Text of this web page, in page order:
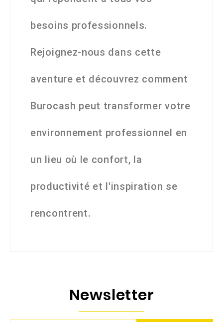
besoins professionnels.
Rejoignez-nous dans cette
aventure et découvrez comment
Burocash peut transformer votre
environnement professionnel en
un lieu où le confort, la
productivité et l'inspiration se
rencontrent.
Newsletter